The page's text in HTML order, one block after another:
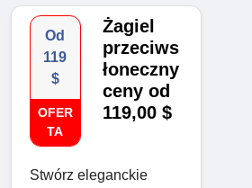
Od
119
$
OFER
TA
Żagiel
przeciws
łoneczny
ceny od
119,00 $
Stwórz eleganckie